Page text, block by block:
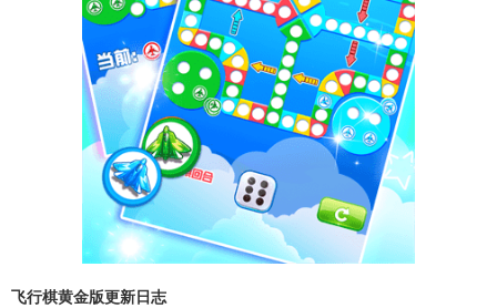
飞行棋黄金版更新日志